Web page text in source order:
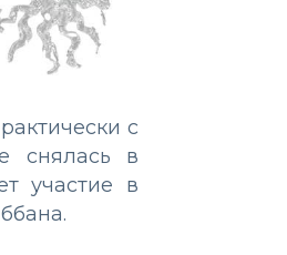
с
снялась в
участие в